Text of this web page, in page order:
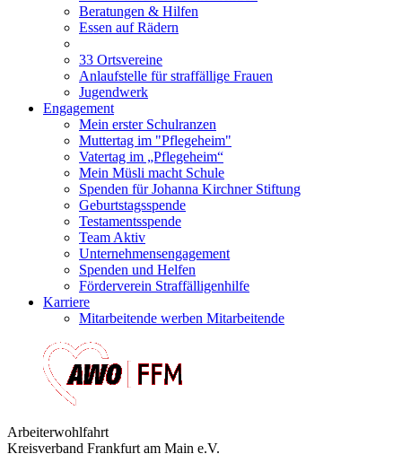
Beratungen & Hilfen
Essen auf Rädern
33 Ortsvereine
Anlaufstelle für straffällige Frauen
Jugendwerk
Engagement
Mein erster Schulranzen
Muttertag im "Pflegeheim"
Vatertag im „Pflegeheim“
Mein Müsli macht Schule
Spenden für Johanna Kirchner Stiftung
Geburtstagsspende
Testamentsspende
Team Aktiv
Unternehmensengagement
Spenden und Helfen
Förderverein Straffälligenhilfe
Karriere
Mitarbeitende werben Mitarbeitende
Arbeiterwohlfahrt
Kreisverband Frankfurt am Main e.V.